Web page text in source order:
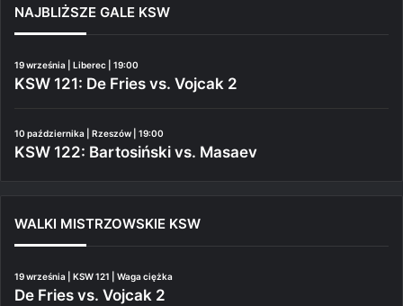
NAJBLIŻSZE GALE KSW
19 września | Liberec | 19:00
KSW 121: De Fries vs. Vojcak 2
10 października | Rzeszów | 19:00
KSW 122: Bartosiński vs. Masaev
WALKI MISTRZOWSKIE KSW
19 września | KSW 121 | Waga ciężka
De Fries vs. Vojcak 2